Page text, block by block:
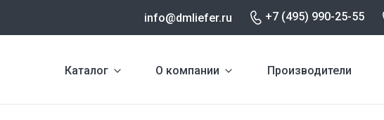
info@dmliefer.ru +7 (495) 990-25-55
Каталог О компании Производители